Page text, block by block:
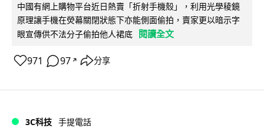
中國有網上購物平台近日熱賣「折射手機殼」，利用光學稜鏡
原理讓手機在熒幕關閉狀態下亦能側面偷拍，賣家更以暗示字
眼宣傳供不法分子偷拍他人裙底
閱讀全文
971 97 ↗ 分享
3C科技 手提電話